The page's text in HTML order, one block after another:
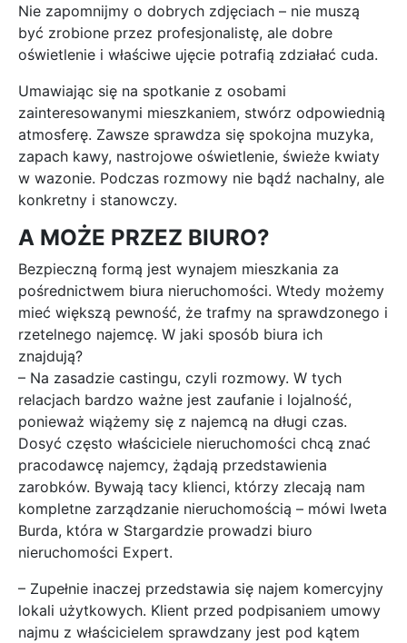
Nie zapomnijmy o dobrych zdjęciach – nie muszą
być zrobione przez profesjonalistę, ale dobre
oświetlenie i właściwe ujęcie potrafią zdziałać cuda.
Umawiając się na spotkanie z osobami
zainteresowanymi mieszkaniem, stwórz odpowiednią
atmosferę. Zawsze sprawdza się spokojna muzyka,
zapach kawy, nastrojowe oświetlenie, świeże kwiaty
w wazonie. Podczas rozmowy nie bądź nachalny, ale
konkretny i stanowczy.
A MOŻE PRZEZ BIURO?
Bezpieczną formą jest wynajem mieszkania za
pośrednictwem biura nieruchomości. Wtedy możemy
mieć większą pewność, że trafmy na sprawdzonego i
rzetelnego najemcę. W jaki sposób biura ich
znajdują?
– Na zasadzie castingu, czyli rozmowy. W tych
relacjach bardzo ważne jest zaufanie i lojalność,
ponieważ wiążemy się z najemcą na długi czas.
Dosyć często właściciele nieruchomości chcą znać
pracodawcę najemcy, żądają przedstawienia
zarobków. Bywają tacy klienci, którzy zlecają nam
kompletne zarządzanie nieruchomością – mówi Iweta
Burda, która w Stargardzie prowadzi biuro
nieruchomości Expert.
– Zupełnie inaczej przedstawia się najem komercyjny
lokali użytkowych. Klient przed podpisaniem umowy
najmu z właścicielem sprawdzany jest pod kątem